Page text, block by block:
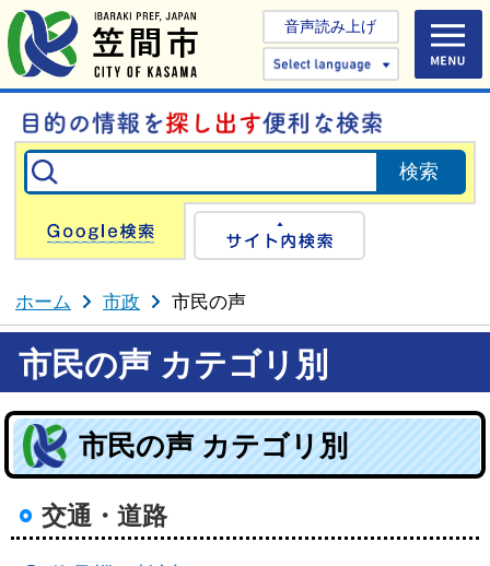
音声読み上げ
Select
Google検索
ホーム 市政 市民の声
市民の声 カテゴリ別
市民の声 カテゴリ別
交通・道路